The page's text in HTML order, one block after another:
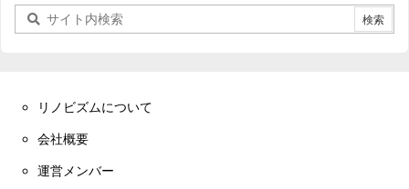
リノビズムについて
会社概要
運営メンバー